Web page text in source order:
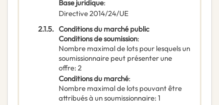
Base juridique:
Directive 2014/24/UE
2.1.5. Conditions du marché public
Conditions de soumission:
Nombre maximal de lots pour lesquels un
soumissionnaire peut présenter une
offre: 2
Conditions du marché:
Nombre maximal de lots pouvant être
attribués à un soumissionnaire: 1